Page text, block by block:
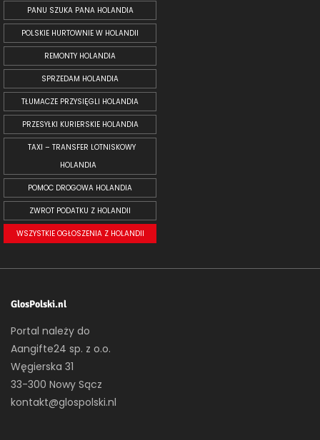
PANU SZUKA PANA HOLANDIA
POLSKIE HURTOWNIE W HOLANDII
REMONTY HOLANDIA
SPRZEDAM HOLANDIA
TŁUMACZE PRZYSIĘGLI HOLANDIA
PRZESYŁKI KURIERSKIE HOLANDIA
TAXI – TRANSFER LOTNISKOWY
HOLANDIA
POMOC DROGOWA HOLANDIA
ZWROT PODATKU Z HOLANDII
WSZYSTKIE OGŁOSZENIA Z HOLANDII
GlosPolski.nl
Portal należy do
Aangifte24 sp. z o.o.
Węgierska 31
33-300 Nowy Sącz
kontakt@glospolski.nl